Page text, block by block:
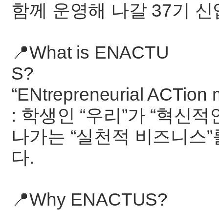
함께 운영해 나갈 37기
📍What is ENACTU
: 학생인 “우리”가 “혁신
나가는 “실천적 비즈니스
다.
📍Why ENACTUS?